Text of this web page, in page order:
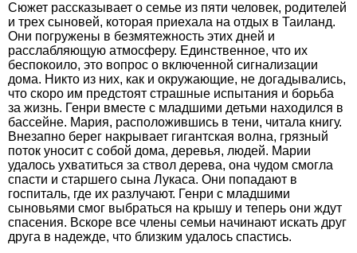
Сюжет рассказывает о семье из пяти человек, родителей
и трех сыновей, которая приехала на отдых в Таиланд.
Они погружены в безмятежность этих дней и
расслабляющую атмосферу. Единственное, что их
беспокоило, это вопрос о включенной сигнализации
дома. Никто из них, как и окружающие, не догадывались,
что скоро им предстоят страшные испытания и борьба
за жизнь. Генри вместе с младшими детьми находился в
бассейне. Мария, расположившись в тени, читала книгу.
Внезапно берег накрывает гигантская волна, грязный
поток уносит с собой дома, деревья, людей. Марии
удалось ухватиться за ствол дерева, она чудом смогла
спасти и старшего сына Лукаса. Они попадают в
госпиталь, где их разлучают. Генри с младшими
сыновьями смог выбраться на крышу и теперь они ждут
спасения. Вскоре все члены семьи начинают искать друг
друга в надежде, что близким удалось спастись.